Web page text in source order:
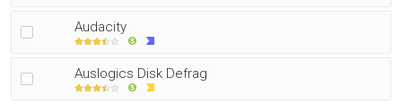
Audacity
Auslogics Disk Defrag